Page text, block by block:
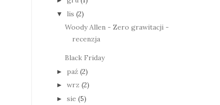
▼ lis (2)
Woody Allen - Zero grawitacji -
recenzja
Black Friday
► paź (2)
► wrz (2)
► sie (5)